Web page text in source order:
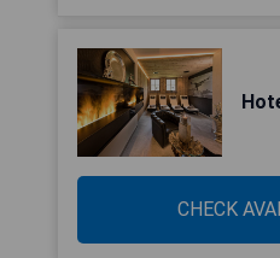
CHECK